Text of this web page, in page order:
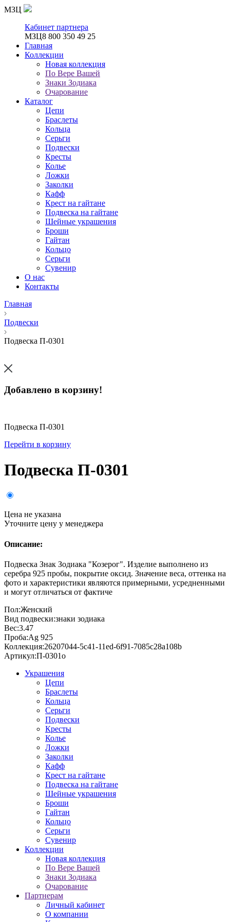
МЗЦ
Кабинет партнера
МЗЦ8 800 350 49 25
Главная
Коллекции
Новая коллекция
По Вере Вашей
Знаки Зодиака
Очарование
Каталог
Цепи
Браслеты
Кольца
Серьги
Подвески
Кресты
Колье
Ложки
Заколки
Кафф
Крест на гайтане
Подвеска на гайтане
Шейные украшения
Броши
Гайтан
Кольцо
Серьги
Сувенир
О нас
Контакты
Главная
Подвески
Подвеска П-0301
Добавлено в корзину!
Подвеска П-0301
Перейти в корзину
Подвеска П-0301
Цена не указана
Уточните цену у менеджера
Описание:
Подвеска Знак Зодиака "Козерог". Изделие выполнено из
серебра 925 пробы, покрытие оксид. Значение веса, оттенка на
фото и характеристики являются примерными, усредненными
и могут отличаться от фактиче
Пол:Женский
Вид подвески:знаки зодиака
Вес:3.47
Проба:Ag 925
Коллекция:26207044-5c41-11ed-6f91-7085c28a108b
Артикул:П-0301о
Украшения
Цепи
Браслеты
Кольца
Серьги
Подвески
Кресты
Колье
Ложки
Заколки
Кафф
Крест на гайтане
Подвеска на гайтане
Шейные украшения
Броши
Гайтан
Кольцо
Серьги
Сувенир
Коллекции
Новая коллекция
По Вере Вашей
Знаки Зодиака
Очарование
Партнерам
Личный кабинет
О компании